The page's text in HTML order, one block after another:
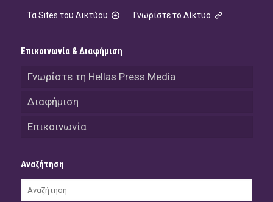
Τα Sites του Δικτύου Γνωρίστε το Δίκτυο
Επικοινωνία & Διαφήμιση
Γνωρίστε τη Hellas Press Media
Διαφήμιση
Επικοινωνία
Αναζήτηση